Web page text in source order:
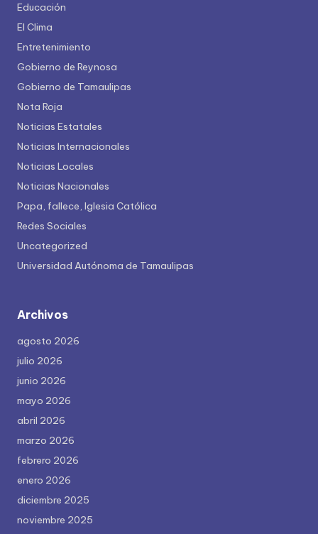
Educación
El Clima
Entretenimiento
Gobierno de Reynosa
Gobierno de Tamaulipas
Nota Roja
Noticias Estatales
Noticias Internacionales
Noticias Locales
Noticias Nacionales
Papa, fallece, Iglesia Católica
Redes Sociales
Uncategorized
Universidad Autónoma de Tamaulipas
Archivos
agosto 2026
julio 2026
junio 2026
mayo 2026
abril 2026
marzo 2026
febrero 2026
enero 2026
diciembre 2025
noviembre 2025